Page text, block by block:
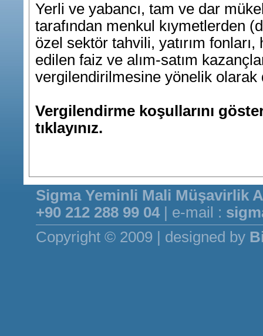
Yerli ve yabancı, tam ve dar
tarafından menkul kıymetlerden
özel sektör tahvili, yatırım
edilen faiz ve alım-satım
vergilendirilmesine yönelik olarak
Vergilendirme koşullarını
tıklayınız.
Sigma Yeminli Mali Müşavirlik
+90 212 288 99 04| e-mail :
Copyright © 2009 | designed by